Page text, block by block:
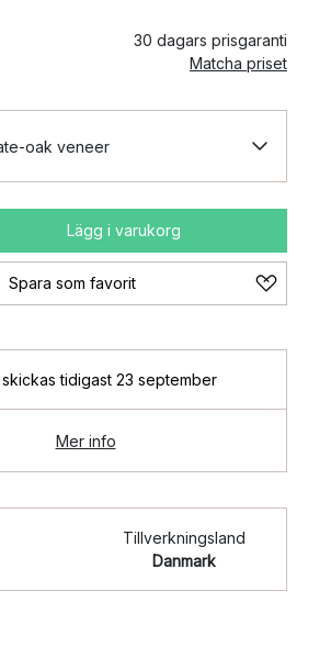
30 dagars prisgaranti
Matcha priset
oak veneer
Lägg i varukorg
Spara som favorit
skickas tidigast 23 september
Mer info
Tillverkningsland
Danmark